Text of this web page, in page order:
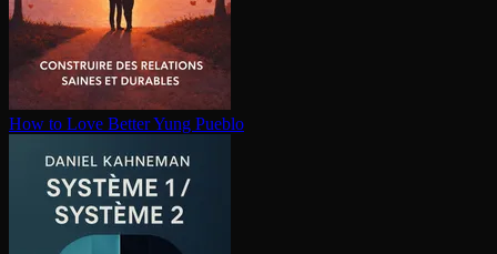
How to Love BetterYung Pueblo